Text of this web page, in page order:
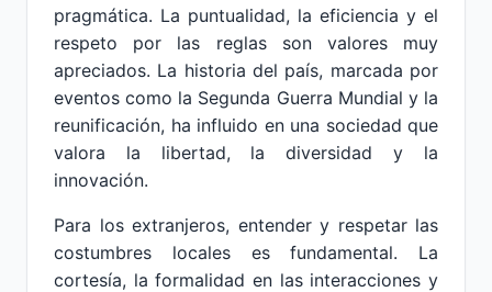
pragmática. La puntualidad, la eficiencia y el
respeto por las reglas son valores muy
apreciados. La historia del país, marcada por
eventos como la Segunda Guerra Mundial y la
reunificación, ha influido en una sociedad que
valora la libertad, la diversidad y la
innovación.
Para los extranjeros, entender y respetar las
costumbres locales es fundamental. La
cortesía, la formalidad en las interacciones y